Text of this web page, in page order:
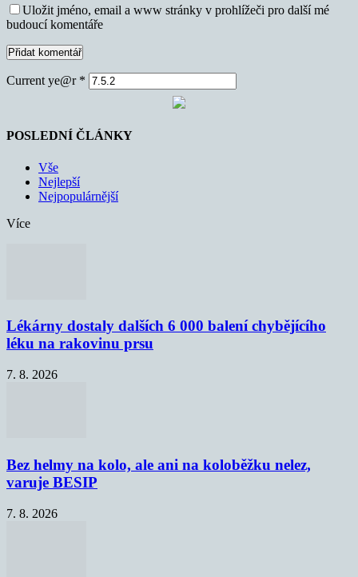
Uložit jméno, email a www stránky v prohlížeči pro další mé
budoucí komentáře
Current ye@r *
POSLEDNÍ ČLÁNKY
Vše
Nejlepší
Nejpopulárnější
Více
Lékárny dostaly dalších 6 000 balení chybějícího
léku na rakovinu prsu
7. 8. 2026
Bez helmy na kolo, ale ani na koloběžku nelez,
varuje BESIP
7. 8. 2026